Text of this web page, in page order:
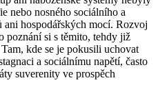
nebo nosného sociálního a
ani hospodářských mocí. Rozvoj
poznání si s těmito, tehdy již
kde se je pokusili uchovat
a sociálnímu napětí, často
suverenity ve prospěch